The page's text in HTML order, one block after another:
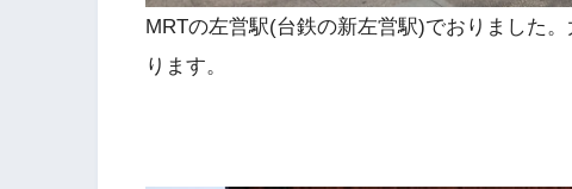
MRTの左営駅(台鉄の新左営駅)でおりました
ります。